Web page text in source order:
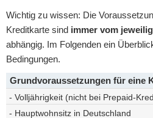
Wichtig zu wissen: Die
Kreditkarte sind immer vom
abhängig. Im Folgenden ein
Bedingungen.
Grundvoraussetzungen für eine
- Volljährigkeit (nicht bei Prepaid-
- Hauptwohnsitz in Deutschland